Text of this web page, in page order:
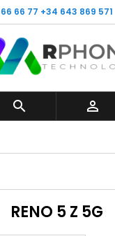
66 77 +34 643 869 571
 
RENO 5 Z 5G